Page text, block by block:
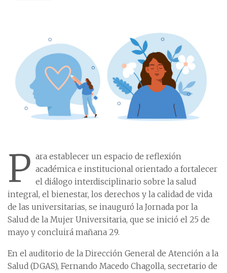
P ara establecer un espacio de reflexión
académica e institucional orientado a fortalecer
el diálogo interdisciplinario sobre la salud
integral, el bienestar, los derechos y la calidad de vida
de las universitarias, se inauguró la Jornada por la
Salud de la Mujer Universitaria, que se inició el 25 de
mayo y concluirá mañana 29.
En el auditorio de la Dirección General de Atención a la
Salud (DGAS), Fernando Macedo Chagolla, secretario de